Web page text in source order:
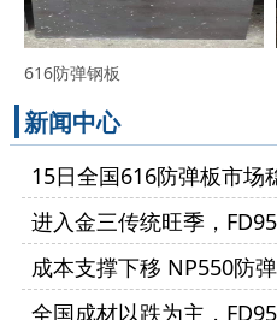
616防弹钢板
新闻中心
15日全国616防弹板市场
进入金三传统旺季，
逐渐复苏
成本支撑下移 NP550防
幅度有限
全国成材以跌为主，